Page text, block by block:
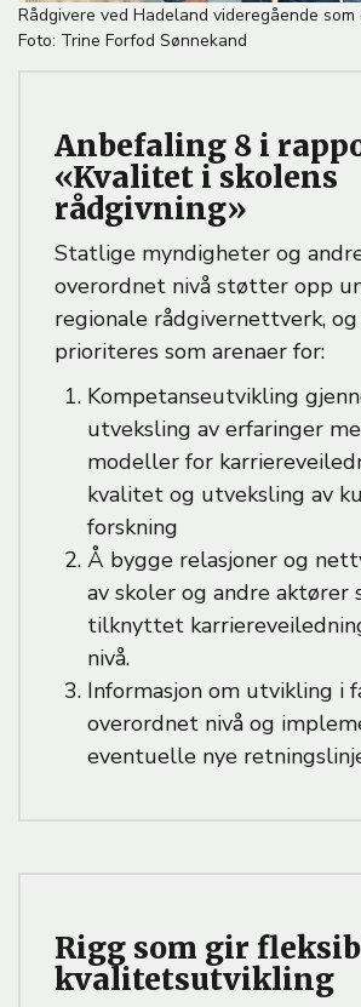
B
i
Rådgivere ved Hadeland videregående
Foto: Trine Forfod Sønnekand
Anbefaling 8 i
«Kvalitet i skolens
rådgivning»
Statlige myndigheter og
overordnet nivå støtter opp
regionale rådgivernettverk, og
prioriteres som arenaer for:
Kompetanseutvikling
utveksling av erfaringer
modeller for
kvalitet og utveksling av
forskning
Å bygge relasjoner og
av skoler og andre aktører
tilknyttet
nivå.
Informasjon om utvikling i
overordnet nivå og
eventuelle nye
Rigg som gir
kvalitetsutvikling